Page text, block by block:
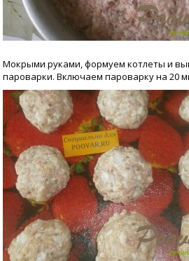
Мокрыми руками, формуем котлеты и
пароварки. Включаем пароварку на 20